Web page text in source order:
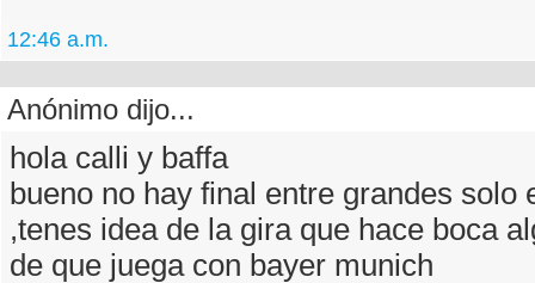
12:46 a.m.
Anónimo dijo...
hola calli y baffa
bueno no hay final entre grandes solo
,tenes idea de la gira que hace boca
de que juega con bayer munich